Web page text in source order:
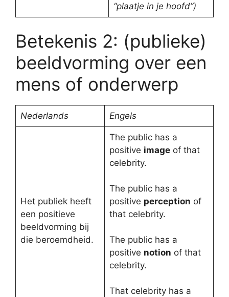
“plaatje in je hoofd”)
Betekenis 2: (publieke)
beeldvorming over een
mens of onderwerp
Nederlands Engels
Het publiek heeft
een positieve
beeldvorming bij
die beroemdheid.
The public has a
positive imageof that
celebrity.
The public has a
positive perception of
that celebrity.
The public has a
positive notion of that
celebrity.
That celebrity has a